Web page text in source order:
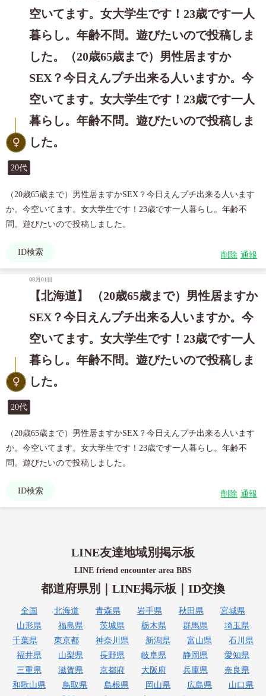
空いてます。女大学生です！23歳です一人
暮らし。年齢不問。遊びたいので投稿しま
した。（20歳65歳まで）男性居ますか
SEX？今日えんプチ出来る人いますか。今
空いてます。女大学生です！23歳です一人
暮らし。年齢不問。遊びたいので投稿しま
した。
20代
（20歳65歳まで）男性居ますかSEX？今日えんプチ出来る人います
か。今空いてます。女大学生です！23歳です一人暮らし。年齢不
問。遊びたいので投稿しました。
ID検索 削除 通報
08月01日
【北海道】 （20歳65歳まで）男性居ますか
SEX？今日えんプチ出来る人いますか。今
空いてます。女大学生です！23歳です一人
暮らし。年齢不問。遊びたいので投稿しま
した。
20代
（20歳65歳まで）男性居ますかSEX？今日えんプチ出来る人います
か。今空いてます。女大学生です！23歳です一人暮らし。年齢不
問。遊びたいので投稿しました。
ID検索 削除 通報
LINE友達地域別掲示板
LINE friend encounter area BBS
都道府県別｜LINE掲示板｜ID交換
全国 北海道 青森県 岩手県 秋田県
宮城県
山形県
福島県 茨城県 栃木県 群馬県
埼玉県
千葉県
東京都 神奈川県 新潟県 富山県
石川県
福井県
山梨県 長野県 岐阜県 静岡県
愛知県
三重県
滋賀県 京都府 大阪府 兵庫県
奈良県
和歌山県
鳥取県 島根県 岡山県 広島県
山口県